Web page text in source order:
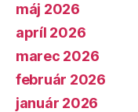
máj 2026
apríl 2026
marec 2026
február 2026
január 2026